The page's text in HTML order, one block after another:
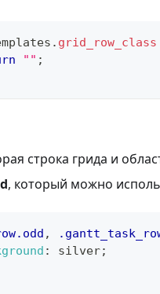
. grid_row_class
"" ;
строка грида и
, который можно
.odd ,
: silver;